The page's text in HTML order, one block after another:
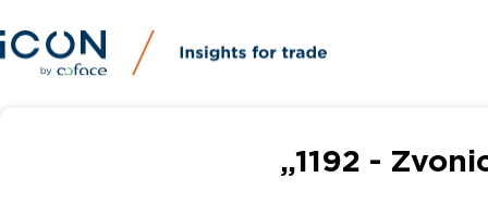
„1192 -